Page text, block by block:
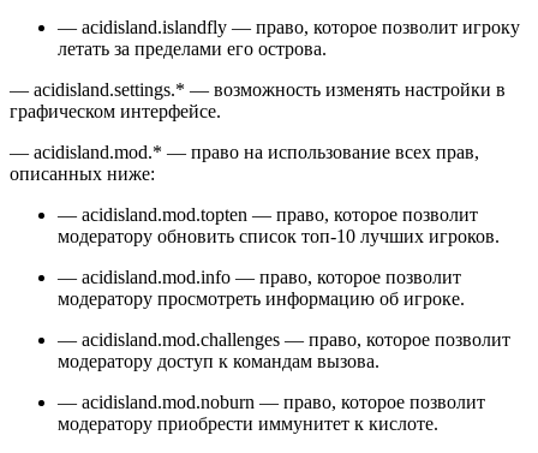
— acidisland.islandfly — право, которое позволит игроку
летать за пределами его острова.
— acidisland.settings.* — возможность изменять настройки в
графическом интерфейсе.
— acidisland.mod.* — право на использование всех прав,
описанных ниже:
— acidisland.mod.topten — право, которое позволит
модератору обновить список топ-10 лучших игроков.
— acidisland.mod.info — право, которое позволит
модератору просмотреть информацию об игроке.
— acidisland.mod.challenges — право, которое позволит
модератору доступ к командам вызова.
— acidisland.mod.noburn — право, которое позволит
модератору приобрести иммунитет к кислоте.